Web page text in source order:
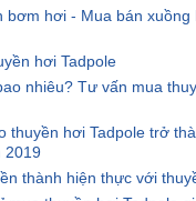
bơm hơi - Mua bán xuồng
hơi Tadpole
nhiêu? Tư vấn mua
thuyền hơi Tadpole trở
2019
thành hiện thực với